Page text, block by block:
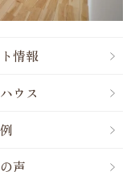
情報
ウス
声